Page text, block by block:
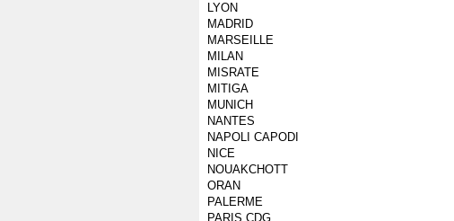
LYON
MADRID
MARSEILLE
MILAN
MISRATE
MITIGA
MUNICH
NANTES
NAPOLI CAPODI
NICE
NOUAKCHOTT
ORAN
PALERME
PARIS CDG